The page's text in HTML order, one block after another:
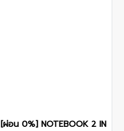
[ผ่อน 0%] NOTEBOOK 2 IN